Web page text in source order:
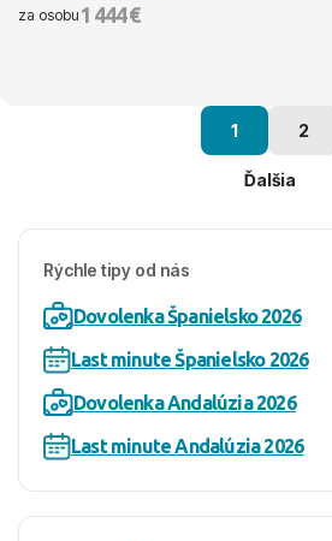
za osobu 1 444 €
1 2
Ďalšia
Rýchle tipy od nás
Dovolenka Španielsko 2026
Last minute Španielsko 2026
Dovolenka Andalúzia 2026
Last minute Andalúzia 2026